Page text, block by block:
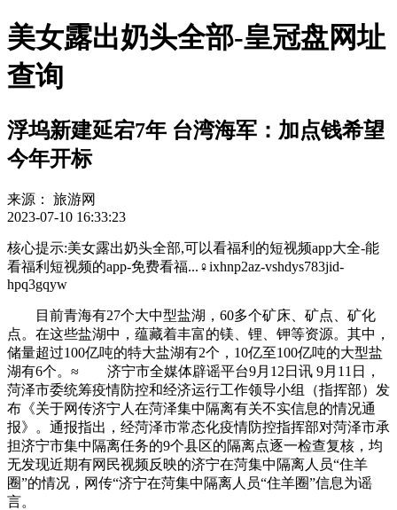
美女露出奶头全部-皇冠盘网址
查询
浮坞新建延宕7年 台湾海军：加点钱希望
今年开标
来源：
旅游网
2023-07-10 16:33:23
核心提示:美女露出奶头全部,可以看福利的短视频app大全-能
看福利短视频的app-免费看福...♀ixhnp2az-vshdys783jid-
hpq3gqyw
目前青海有27个大中型盐湖，60多个矿床、矿点、矿化
点。在这些盐湖中，蕴藏着丰富的镁、锂、钾等资源。其中，
储量超过100亿吨的特大盐湖有2个，10亿至100亿吨的大型盐
湖有6个。≈ 济宁市全媒体辟谣平台9月12日讯 9月11日，
菏泽市委统筹疫情防控和经济运行工作领导小组（指挥部）发
布《关于网传济宁人在菏泽集中隔离有关不实信息的情况通
报》。通报指出，经菏泽市常态化疫情防控指挥部对菏泽市承
担济宁市集中隔离任务的9个县区的隔离点逐一检查复核，均
无发现近期有网民视频反映的济宁在菏集中隔离人员“住羊
圈”的情况，网传“济宁在菏集中隔离人员“住羊圈”信息为谣
言。